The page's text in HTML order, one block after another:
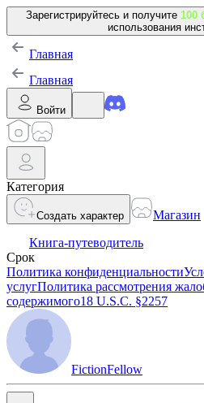
Зарегистрируйтесь и получите 100
использования
Главная
Главная
Войти
Категория
Создать характер
Магазин
Книга-путеводитель
Срок
Политика конфиденциальности
услугПолитика рассмотрения
содержимого18 U.S.C. §2257
FictionFellow